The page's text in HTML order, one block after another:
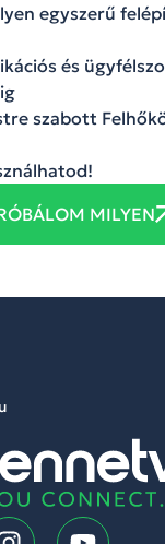
egyszerű
és
szabott
MILYEN